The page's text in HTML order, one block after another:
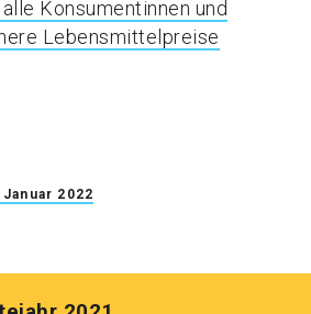
Konsumentinnen und
Lebensmittelpreise
2022